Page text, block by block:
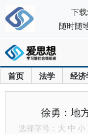
首页 法学 经济
徐勇：地
选择字号： 大 中 小
下
随时随